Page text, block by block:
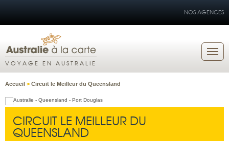
NOS AGENCES
VOYAGE EN AUSTRALIE
Accueil > Circuit le Meilleur du Queensland
CIRCUIT LE MEILLEUR DU
QUEENSLAND